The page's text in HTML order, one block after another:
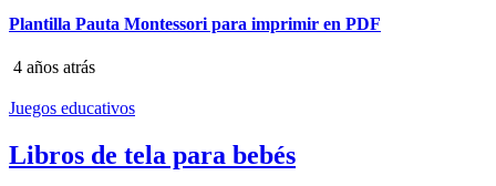
Plantilla Pauta Montessori para imprimir en PDF
4 años atrás
Juegos educativos
Libros de tela para bebés